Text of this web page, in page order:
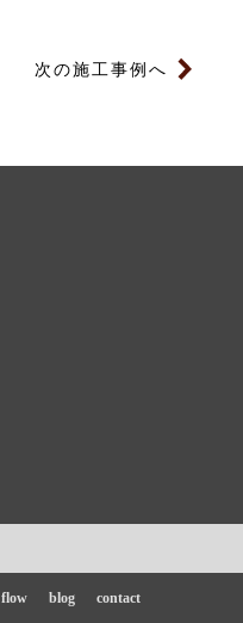
次の施工事例へ
flow blog contact